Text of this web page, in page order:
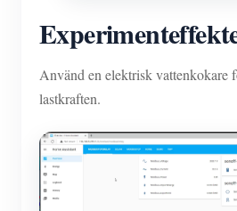
Använd en elektrisk vattenkokare
lastkraften.